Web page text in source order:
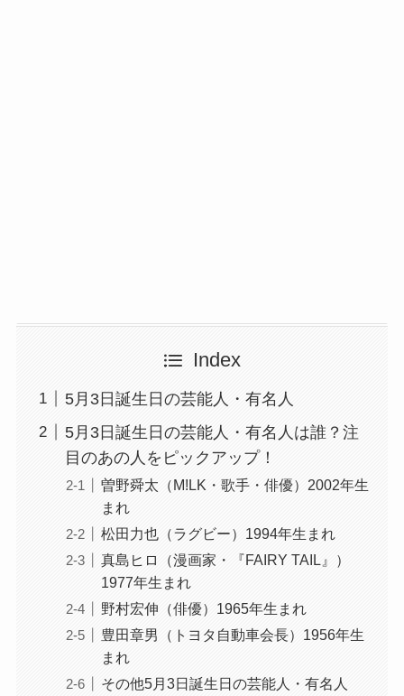
Index
5月3日誕生日の芸能人・有名人
5月3日誕生日の芸能人・有名人は誰？注
目のあの人をピックアップ！
曽野舜太（M!LK・歌手・俳優）2002年生
まれ
松田力也（ラグビー）1994年生まれ
真島ヒロ（漫画家・『FAIRY TAIL』）
1977年生まれ
野村宏伸（俳優）1965年生まれ
豊田章男（トヨタ自動車会長）1956年生
まれ
その他5月3日誕生日の芸能人・有名人